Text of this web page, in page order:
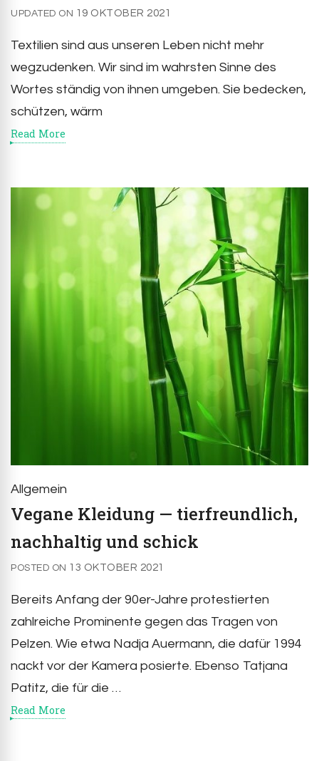
UPDATED ON 19 OKTOBER 2021
Textilien sind aus unseren Leben nicht mehr
wegzudenken. Wir sind im wahrsten Sinne des
Wortes ständig von ihnen umgeben. Sie bedecken,
schützen, wärm
Read More
Allgemein
Vegane Kleidung — tierfreundlich,
nachhaltig und schick
POSTED ON 13 OKTOBER 2021
Bereits Anfang der 90er-Jahre protestierten
zahlreiche Prominente gegen das Tragen von
Pelzen. Wie etwa Nadja Auermann, die dafür 1994
nackt vor der Kamera posierte. Ebenso Tatjana
Patitz, die für die …
Read More